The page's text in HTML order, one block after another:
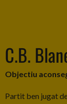
C.B.
Objectiu
Partit ben jugat